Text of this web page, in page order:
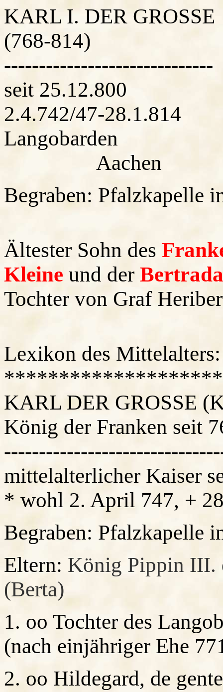
KARL I. DER
(768-814)
seit 25.12.800
2.4.742/47-
Langobarden
Aachen
Begraben: Pfalzkapelle
Ältester Sohn des
Kleine und der
Tochter von Graf
Lexikon des
********************
KARL DER GROSSE
König der Franken seit
mittelalterlicher Kaiser
* wohl 2. April 747, +
Begraben: Pfalzkapelle
Eltern: König Pippin III.
(Berta)
1. oo Tochter des
(nach einjähriger Ehe
2. oo Hildegard, de